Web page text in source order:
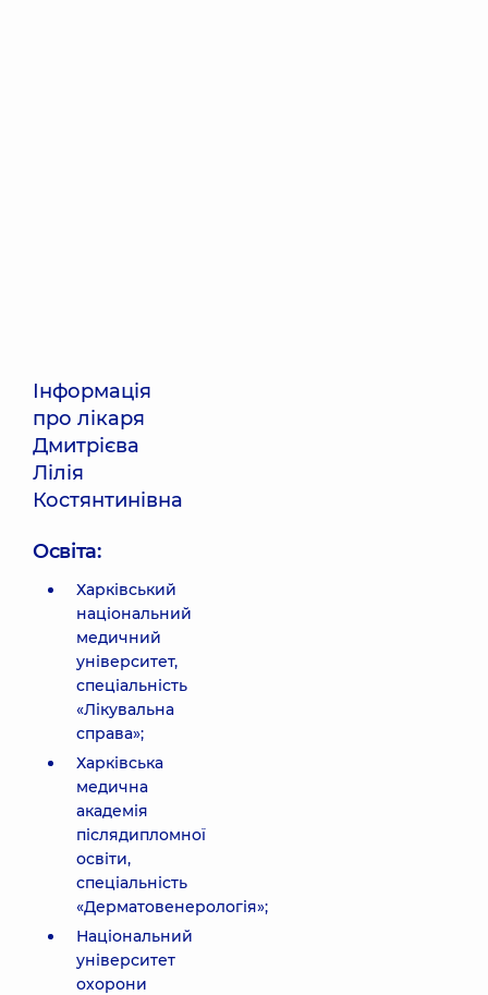
Інформація
про лікаря
Дмитрієва
Лілія
Костянтинівна
Освіта:
Харківський
національний
медичний
університет,
спеціальність
«Лікувальна
справа»;
Харківська
медична
академія
післядипломної
освіти,
спеціальність
«Дерматовенерологія»;
Національний
університет
охорони